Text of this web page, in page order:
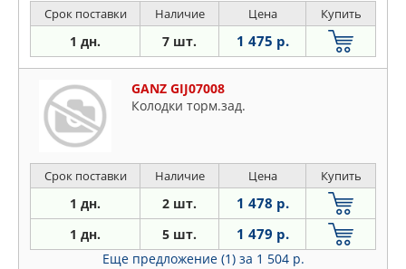
Срок поставки Наличие Цена Купить
1 дн. 7 шт. 1 475 р.
GANZ GIJ07008
Колодки торм.зад.
Срок поставки Наличие Цена Купить
1 дн. 2 шт. 1 478 р.
1 дн. 5 шт. 1 479 р.
Еще предложение (1) за 1 504 р.